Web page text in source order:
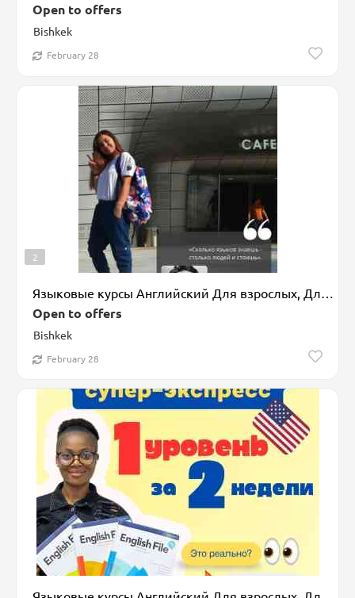
Bishkek
Open to offers
February 28
2
Bishkek
Open to offers
February 28